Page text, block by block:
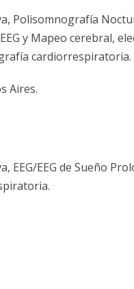
Polisomnografía
y Mapeo cerebral,
cardiorrespiratoria.
Aires.
EEG de Sueño